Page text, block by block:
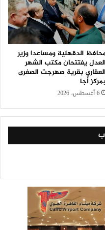
الدقهلية ومساعدا وزير
العدل يفتتحان مكتب الشهر
العقاري بقرية صهرجت الصغرى
بمركز أجا
6 أغسطس، 2026